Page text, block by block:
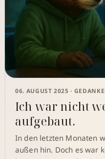
06. AUGUST 2025 ·
Ich war nicht
aufgebaut.
In den letzten Monaten
außen hin. Doch es war